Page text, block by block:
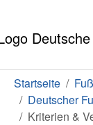
Sie sind hier:
Startseite
Deutscher
Kriterien &